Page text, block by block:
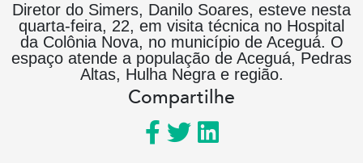
Diretor do Simers, Danilo Soares, esteve nesta
quarta-feira, 22, em visita técnica no Hospital
da Colônia Nova, no município de Aceguá. O
espaço atende a população de Aceguá, Pedras
Altas, Hulha Negra e região.
Compartilhe